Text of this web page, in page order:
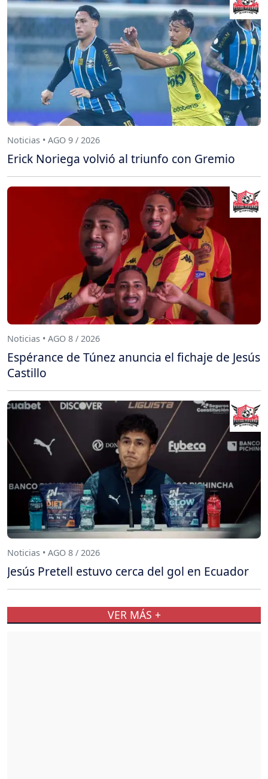
Noticias • AGO 9 / 2026
Erick Noriega volvió al triunfo con Gremio
Noticias • AGO 8 / 2026
Espérance de Túnez anuncia el fichaje de Jesús
Castillo
Noticias • AGO 8 / 2026
Jesús Pretell estuvo cerca del gol en Ecuador
VER MÁS +